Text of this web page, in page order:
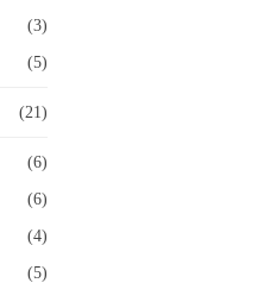
(3)
(5)
(21)
(6)
(6)
(4)
(5)